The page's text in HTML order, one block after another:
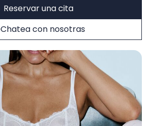
Reservar una cita
Chatea con nosotras